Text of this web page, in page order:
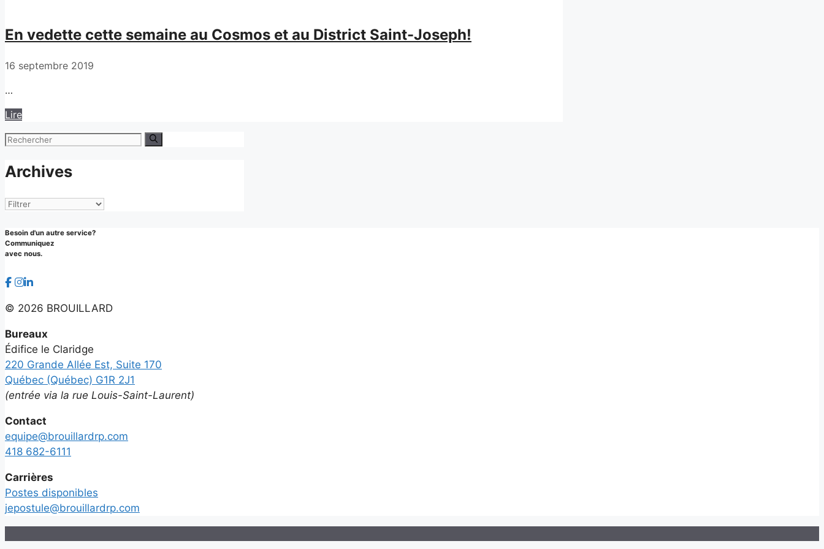
En vedette cette semaine au Cosmos et au District Saint-Joseph!
16 septembre 2019
…
Lire
Rechercher :
Archives
Archives
Besoin d'un autre service?
Communiquez
avec nous.
© 2026 BROUILLARD
Bureaux
Édifice le Claridge
220 Grande Allée Est, Suite 170
Québec (Québec) G1R 2J1
(entrée via la rue Louis-Saint-Laurent)
Contact
equipe@brouillardrp.com
418 682-6111
Carrières
Postes disponibles
jepostule@brouillardrp.com